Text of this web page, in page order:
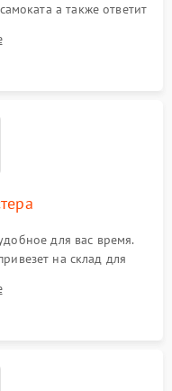
а также ответит
для вас время.
на склад для